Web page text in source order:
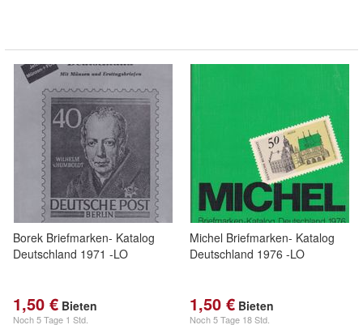
Borek Briefmarken- Katalog
Deutschland 1971 -LO
1,50 € Bieten
Noch5 Tage 1 Std.
Michel Briefmarken- Katalog
Deutschland 1976 -LO
1,50 € Bieten
Noch5 Tage 18 Std.